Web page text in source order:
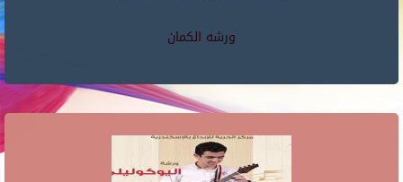
ورشه الكمان